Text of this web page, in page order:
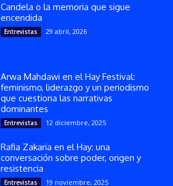
Candela o la memoria que sigue
encendida
Entrevistas 29 abril, 2026
Arwa Mahdawi en el Hay Festival:
feminismo, liderazgo y un periodismo
que cuestiona las narrativas
dominantes
Entrevistas 12 diciembre, 2025
Rafia Zakaria en el Hay: una
conversación sobre poder, origen y
resistencia
Entrevistas 19 noviembre, 2025